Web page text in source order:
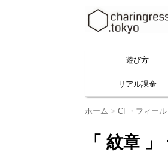
遊び方
リアル課金
ホーム > CF・フィール
「 紋章